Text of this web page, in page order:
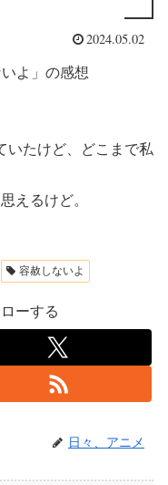
2024.05.02
よ」の感想
いたけど、どこまで私
えるけど。
容赦しないよ
ーする
日々、アニメ